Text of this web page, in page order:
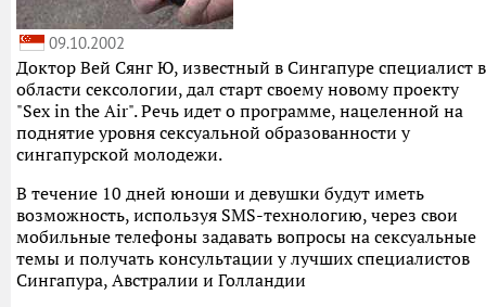
09.10.2002
Доктор Вей Сянг Ю, известный в Сингапуре специалист в
области сексологии, дал старт своему новому проекту
"Sex in the Air". Речь идет о программе, нацеленной на
поднятие уровня сексуальной образованности у
сингапурской молодежи.
В течение 10 дней юноши и девушки будут иметь
возможность, используя SMS-технологию, через свои
мобильные телефоны задавать вопросы на сексуальные
темы и получать консультации у лучших специалистов
Сингапура, Австралии и Голландии